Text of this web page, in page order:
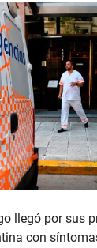
llegó por sus
con